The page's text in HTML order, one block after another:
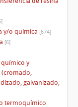
y/o química [674]
[6]
y
galvanizado,
termoquímico